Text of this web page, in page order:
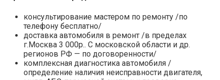
консультирование мастером по ремонту /по
телефону бесплатно/
доставка автомобиля в ремонт /в пределах
г.Москва 3 000р.. С московской области и др.
регионов РФ — по договоренности/
комплексная диагностика автомобиля /
определение наличия неисправности двигателя,